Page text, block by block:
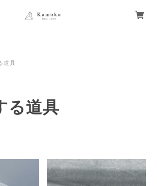
道具
る道具